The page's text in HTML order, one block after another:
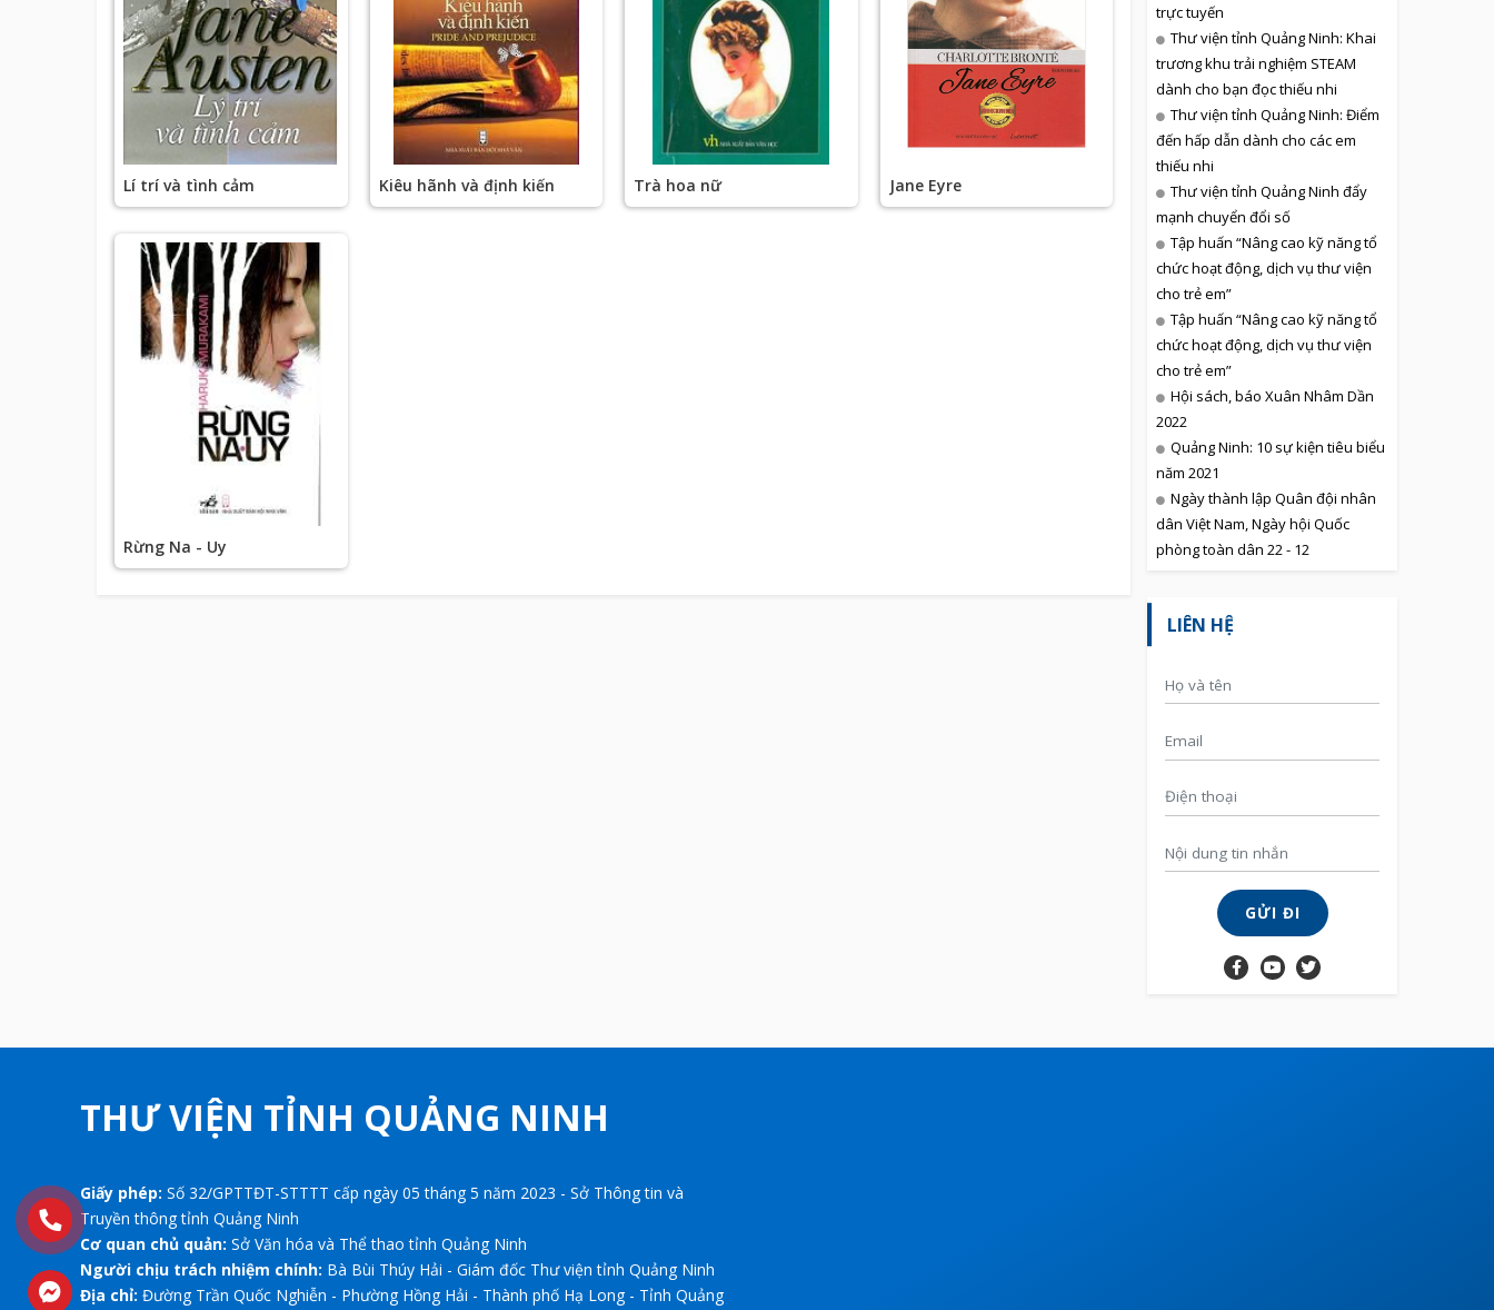
Lí trí và tình cảm Kiêu hãnh và định kiến Trà hoa nữ Jane Eyre
Rừng Na - Uy
trực tuyến
Thư viện tỉnh Quảng Ninh: Khai
trương khu trải nghiệm STEAM
dành cho bạn đọc thiếu nhi
Thư viện tỉnh Quảng Ninh: Điểm
đến hấp dẫn dành cho các em
thiếu nhi
Thư viện tỉnh Quảng Ninh đẩy
mạnh chuyển đổi số
Tập huấn “Nâng cao kỹ năng tổ
chức hoạt động, dịch vụ thư viện
cho trẻ em”
Tập huấn “Nâng cao kỹ năng tổ
chức hoạt động, dịch vụ thư viện
cho trẻ em”
Hội sách, báo Xuân Nhâm Dần
2022
Quảng Ninh: 10 sự kiện tiêu biểu
năm 2021
Ngày thành lập Quân đội nhân
dân Việt Nam, Ngày hội Quốc
phòng toàn dân 22 - 12
LIÊN HỆ
GỬI ĐI
THƯ VIỆN TỈNH QUẢNG NINH
Giấy phép: Số 32/GPTTĐT-STTTT cấp ngày 05 tháng 5 năm 2023 - Sở Thông tin và
Truyền thông tỉnh Quảng Ninh
Cơ quan chủ quản: Sở Văn hóa và Thể thao tỉnh Quảng Ninh
Người chịu trách nhiệm chính: Bà Bùi Thúy Hải - Giám đốc Thư viện tỉnh Quảng Ninh
Địa chỉ: Đường Trần Quốc Nghiễn - Phường Hồng Hải - Thành phố Hạ Long - Tỉnh Quảng